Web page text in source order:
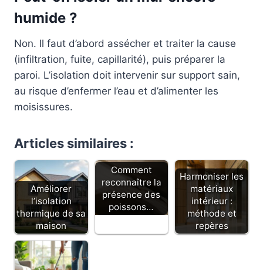
humide ?
Non. Il faut d’abord assécher et traiter la cause
(infiltration, fuite, capillarité), puis préparer la
paroi. L’isolation doit intervenir sur support sain,
au risque d’enfermer l’eau et d’alimenter les
moisissures.
Articles similaires :
Améliorer
l’isolation
thermique de sa
maison
Comment
reconnaître la
présence des
poissons…
Harmoniser les
matériaux
intérieur :
méthode et
repères